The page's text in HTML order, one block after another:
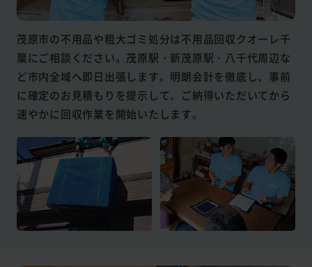
茂原市の不用品や粗大ゴミ処分は不用品回収クオーレ千
葉にご相談ください。茂原駅・新茂原駅・八千代周辺な
ど市内全域へ即日出張します。明朗会計を徹底し、事前
に確定のお見積もりを提示して、ご納得いただいてから
速やかに回収作業を開始いたします。